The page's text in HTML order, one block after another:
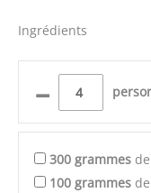
Ingrédients
–
300 grammes
100 grammes